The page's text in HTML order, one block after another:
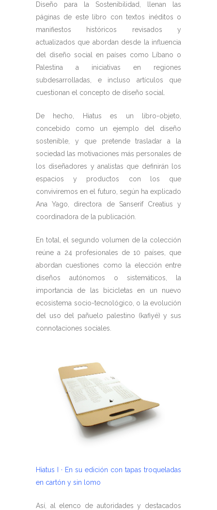
Diseño para la Sostenibilidad, llenan las
páginas de este libro con textos inéditos o
manifiestos históricos revisados y
actualizados que abordan desde la influencia
del diseño social en países como Líbano o
Palestina a iniciativas en regiones
subdesarrolladas, e incluso artículos que
cuestionan el concepto de diseño social.
De hecho, Hiatus es un libro-objeto,
concebido como un ejemplo del diseño
sostenible, y que pretende trasladar a la
sociedad las motivaciones más personales de
los diseñadores y analistas que definirán los
espacios y productos con los que
conviviremos en el futuro, según ha explicado
Ana Yago, directora de Sanserif Creatius y
coordinadora de la publicación.
En total, el segundo volumen de la colección
reúne a 24 profesionales de 10 países, que
abordan cuestiones como la elección entre
diseños autónomos o sistemáticos, la
importancia de las bicicletas en un nuevo
ecosistema socio-tecnológico, o la evolución
del uso del pañuelo palestino (kafiyé) y sus
connotaciones sociales.
Hiatus I · En su edición con tapas troqueladas
en cartón y sin lomo
Así, al elenco de autoridades y destacados